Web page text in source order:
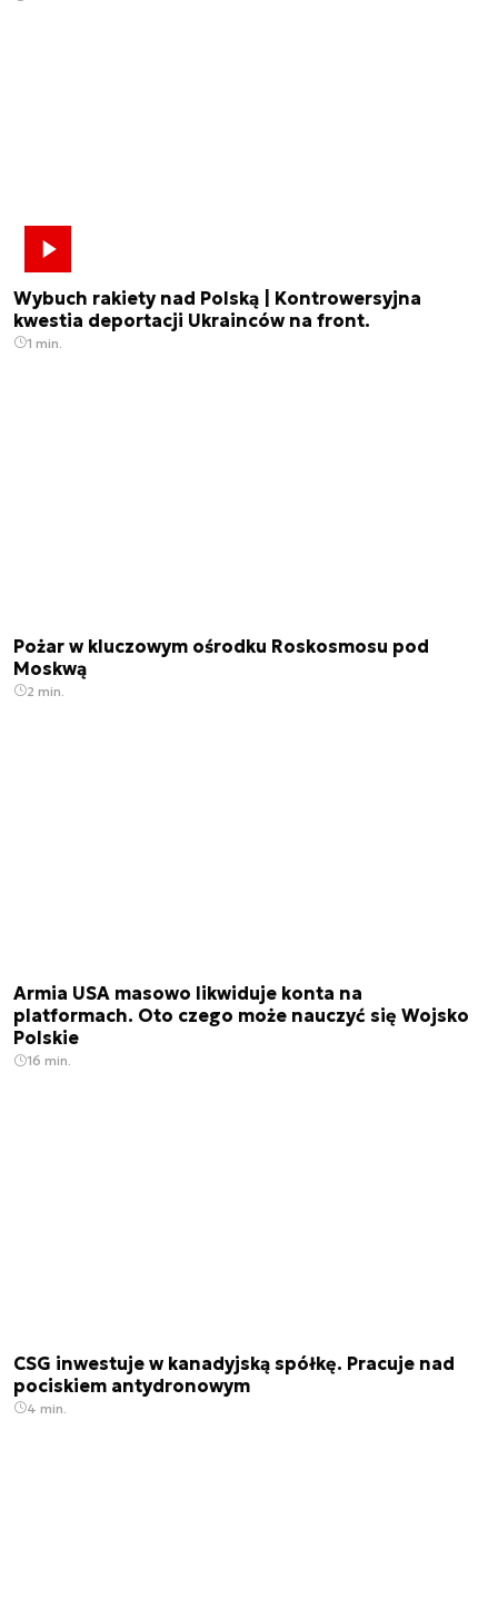
Wybuch rakiety nad Polską | Kontrowersyjna
kwestia deportacji Ukrainców na front.
1 min.
Pożar w kluczowym ośrodku Roskosmosu pod
Moskwą
2 min.
Armia USA masowo likwiduje konta na
platformach. Oto czego może nauczyć się Wojsko
Polskie
16 min.
CSG inwestuje w kanadyjską spółkę. Pracuje nad
pociskiem antydronowym
4 min.